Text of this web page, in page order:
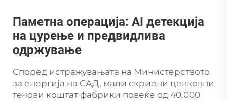
Паметна операција: AI детекција
на цурење и предвидлива
одржување
Според истражувањата на Министерството
за енергија на САД, мали скриени цевковни
течови коштат фабрики повеќе од 40.000